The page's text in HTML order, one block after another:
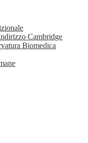
Cambridge
Biomedica